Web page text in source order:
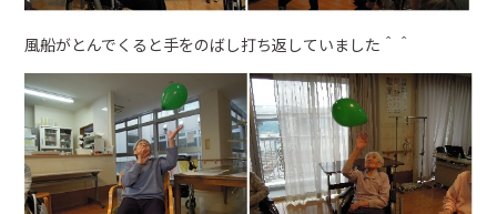
風船がとんでくると手をのばし打ち返していました＾＾